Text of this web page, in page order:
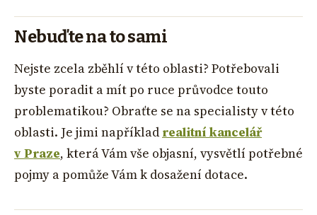
Nebuďte na to sami
Nejste zcela zběhlí v této oblasti? Potřebovali
byste poradit a mít po ruce průvodce touto
problematikou? Obraťte se na specialisty v této
oblasti. Je jimi například realitní kancelář
v Praze, která Vám vše objasní, vysvětlí potřebné
pojmy a pomůže Vám k dosažení dotace.